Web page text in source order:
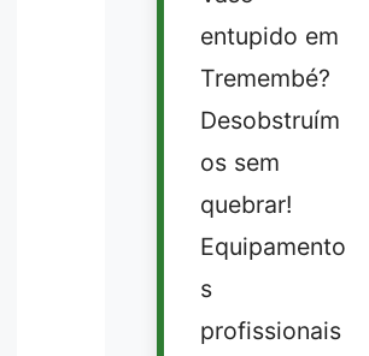
entupido em
Tremembé?
Desobstruím
os sem
quebrar!
Equipamento
s
profissionais